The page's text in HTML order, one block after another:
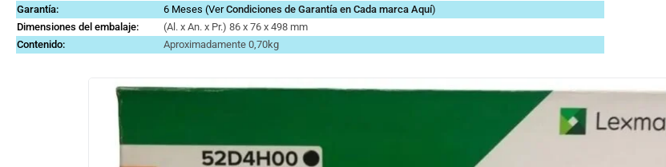
Garantía:
6 Meses (Ver Condiciones de Garantía en Cada marca Aquí)
Dimensiones del embalaje:
(Al. x An. x Pr.) 86 x 76 x 498 mm
Contenido:
Aproximadamente 0,70kg